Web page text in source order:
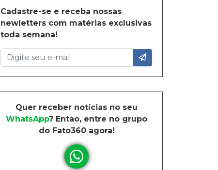
Cadastre-se e receba nossas
newletters com matérias exclusivas
toda semana!
Quer receber notícias no seu
WhatsApp? Então, entre no grupo
do Fato360 agora!